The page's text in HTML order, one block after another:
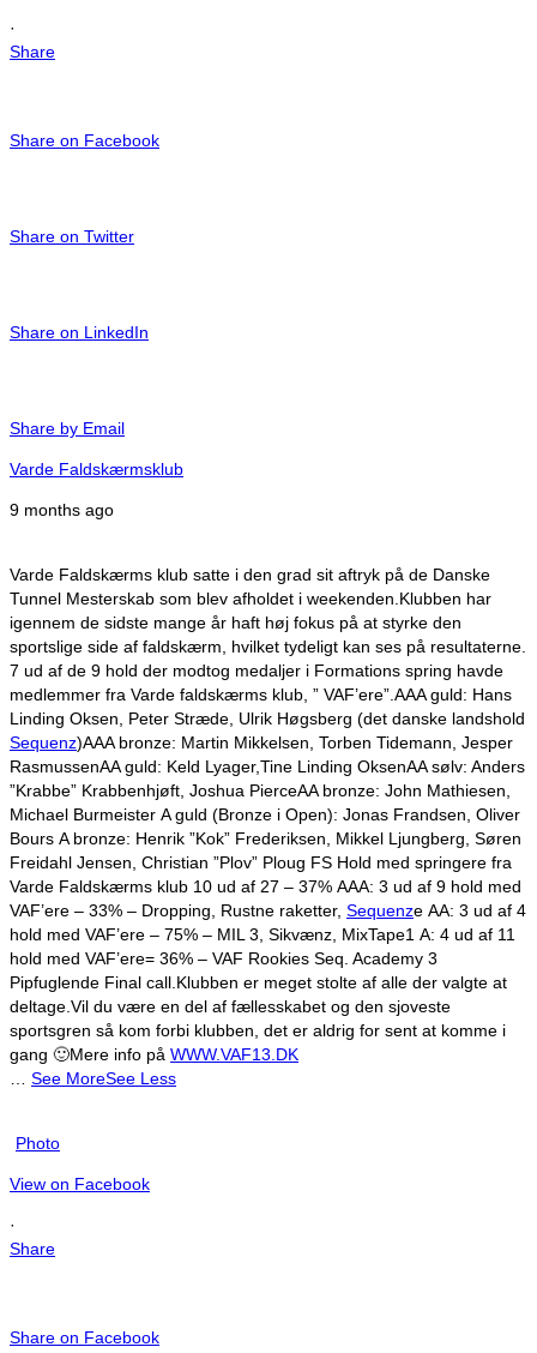
·
Share
Share on Facebook
Share on Twitter
Share on LinkedIn
Share by Email
Varde Faldskærmsklub
9 months ago
Varde Faldskærms klub satte i den grad sit aftryk på de Danske
Tunnel Mesterskab som blev afholdet i weekenden. Klubben har
igennem de sidste mange år haft høj fokus på at styrke den
sportslige side af faldskærm, hvilket tydeligt kan ses på resultaterne.
7 ud af de 9 hold der modtog medaljer i Formations spring havde
medlemmer fra Varde faldskærms klub, ” VAF’ere”. AAA guld: Hans
Linding Oksen, Peter Stræde, Ulrik Høgsberg (det danske landshold
Sequenz)AAA bronze: Martin Mikkelsen, Torben Tidemann, Jesper
RasmussenAA guld: Keld Lyager,Tine Linding OksenAA sølv: Anders
”Krabbe” Krabbenhjøft, Joshua PierceAA bronze: John Mathiesen,
Michael Burmeister A guld (Bronze i Open): Jonas Frandsen, Oliver
Bours A bronze: Henrik ”Kok” Frederiksen, Mikkel Ljungberg, Søren
Freidahl Jensen, Christian ”Plov” Ploug FS Hold med springere fra
Varde Faldskærms klub 10 ud af 27 – 37% AAA: 3 ud af 9 hold med
VAF’ere – 33% – Dropping, Rustne raketter, Sequenze AA: 3 ud af 4
hold med VAF’ere – 75% – MIL 3, Sikvænz, MixTape1 A: 4 ud af 11
hold med VAF’ere= 36% – VAF Rookies Seq. Academy 3
Pipfuglende Final call. Klubben er meget stolte af alle der valgte at
deltage. Vil du være en del af fællesskabet og den sjoveste
sportsgren så kom forbi klubben, det er aldrig for sent at komme i
gang 🙂Mere info på WWW.VAF13.DK
See MoreSee Less
Photo
View on Facebook
·
Share
Share on Facebook